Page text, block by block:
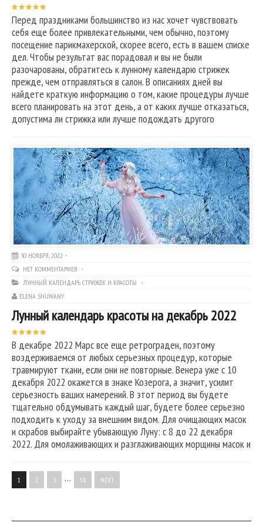
Перед праздниками большинство из нас хочет чувствовать
себя еще более привлекательными, чем обычно, поэтому
посещение парикмахерской, скорее всего, есть в вашем списке
дел. Чтобы результат вас порадовал и вы не были
разочарованы, обратитесь к лунному календарю стрижек
прежде, чем отправляться в салон. В описаниях дней вы
найдете краткую информацию о том, какие процедуры лучше
всего планировать на этот день, а от каких лучше отказаться,
допустима ли стрижка или лучше подождать другого
30 НОЯБРЯ, 2022
НЕТ КОММЕНТАРИЕВ
ЛУННЫЙ КАЛЕНДАРЬ СТРИЖЕК И КРАСОТЫ
ELENA SHUWANY
Лунный календарь красоты на декабрь 2022
В декабре 2022 Марс все еще ретрограден, поэтому
воздерживаемся от любых серьезных процедур, которые
травмируют ткани, если они не повторные. Венера уже с 10
декабря 2022 окажется в знаке Козерога, а значит, усилит
серьезность ваших намерений. В этот период вы будете
тщательно обдумывать каждый шаг, будете более серьезно
подходить к уходу за внешним видом. Для очищающих масок
и скрабов выбирайте убывающую Луну: с 8 до 22 декабря
2022. Для омолаживающих и разглаживающих морщины масок и
1 2 3 … 58 NEXT